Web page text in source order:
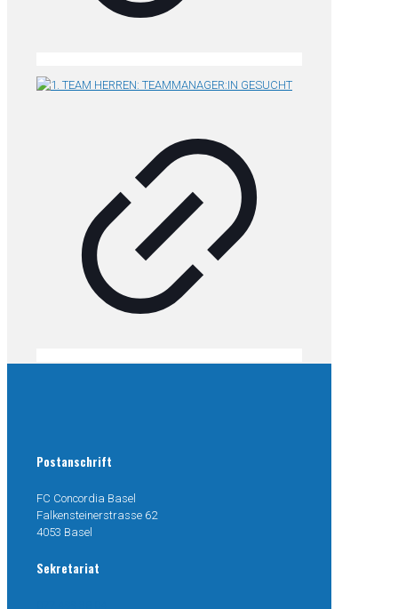
Postanschrift
FC Concordia Basel
Falkensteinerstrasse 62
4053 Basel
Sekretariat